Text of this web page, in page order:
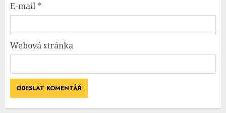
E-mail *
Webová stránka